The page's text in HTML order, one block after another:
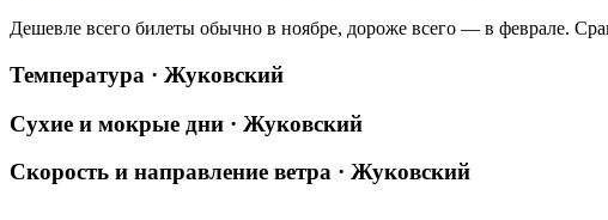
Дешевле всего билеты обычно в ноябре, дороже всего — в феврале.
Температура · Жуковский
Сухие и мокрые дни · Жуковский
Скорость и направление ветра · Жуковский